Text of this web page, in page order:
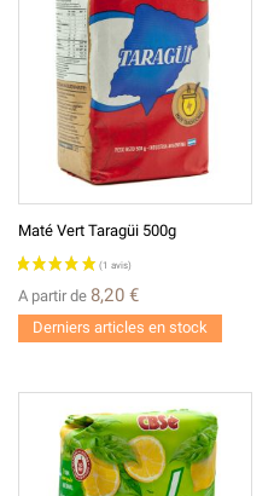
Maté Vert Taragüi 500g
A partir de 8,20 €
Derniers articles en stock